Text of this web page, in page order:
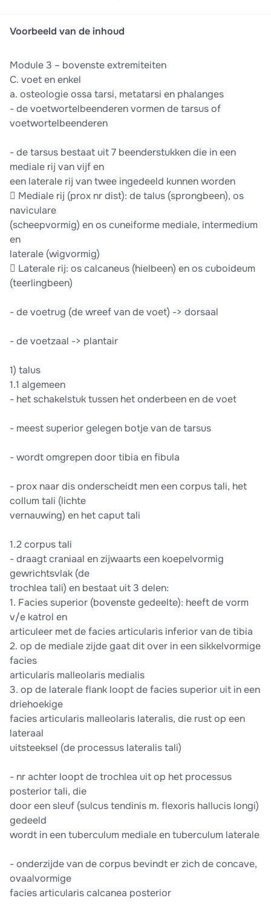
Voorbeeld van de inhoud
Module 3 – bovenste extremiteiten
C. voet en enkel
a. osteologie ossa tarsi, metatarsi en phalanges
- de voetwortelbeenderen vormen de tarsus of
voetwortelbeenderen
- de tarsus bestaat uit 7 beenderstukken die in een
mediale rij van vijf en
een laterale rij van twee ingedeeld kunnen worden
 Mediale rij (prox nr dist): de talus (sprongbeen), os
naviculare
(scheepvormig) en os cuneiforme mediale, intermedium
en
laterale (wigvormig)
 Laterale rij: os calcaneus (hielbeen) en os cuboideum
(teerlingbeen)
- de voetrug (de wreef van de voet) -> dorsaal
- de voetzaal -> plantair
1) talus
1.1 algemeen
- het schakelstuk tussen het onderbeen en de voet
- meest superior gelegen botje van de tarsus
- wordt omgrepen door tibia en fibula
- prox naar dis onderscheidt men een corpus tali, het
collum tali (lichte
vernauwing) en het caput tali
1.2 corpus tali
- draagt craniaal en zijwaarts een koepelvormig
gewrichtsvlak (de
trochlea tali) en bestaat uit 3 delen:
1. Facies superior (bovenste gedeelte): heeft de vorm
v/e katrol en
articuleer met de facies articularis inferior van de tibia
2. op de mediale zijde gaat dit over in een sikkelvormige
facies
articularis malleolaris medialis
3. op de laterale flank loopt de facies superior uit in een
driehoekige
facies articularis malleolaris lateralis, die rust op een
lateraal
uitsteeksel (de processus lateralis tali)
- nr achter loopt de trochlea uit op het processus
posterior tali, die
door een sleuf (sulcus tendinis m. flexoris hallucis longi)
gedeeld
wordt in een tuberculum mediale en tuberculum laterale
- onderzijde van de corpus bevindt er zich de concave,
ovaalvormige
facies articularis calcanea posterior